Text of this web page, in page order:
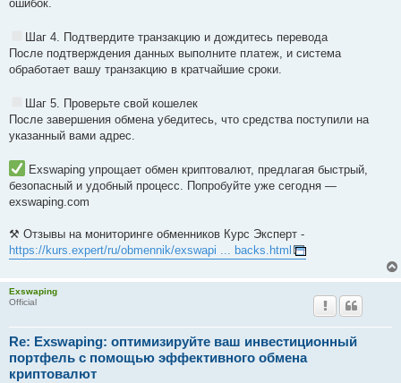
ошибок.
Шаг 4. Подтвердите транзакцию и дождитесь перевода
После подтверждения данных выполните платеж, и система
обработает вашу транзакцию в кратчайшие сроки.
Шаг 5. Проверьте свой кошелек
После завершения обмена убедитесь, что средства поступили на
указанный вами адрес.
Exswaping упрощает обмен криптовалют, предлагая быстрый,
безопасный и удобный процесс. Попробуйте уже сегодня —
exswaping.com
⚒ Отзывы на мониторинге обменников Курс Эксперт -
https://kurs.expert/ru/obmennik/exswapi ... backs.html
Exswaping
Official
Re: Exswaping: оптимизируйте ваш инвестиционный
портфель с помощью эффективного обмена
криптовалют